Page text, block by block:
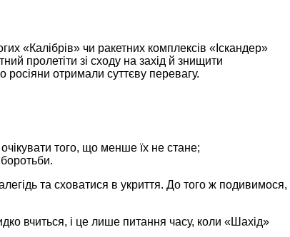
«Калібрів» чи ракетних комплексів «Іскандер»
пролетіти зі сходу на захід й знищити
росіяни отримали суттєву перевагу.
того, що менше їх не стане;
та сховатися в укриття. До того ж подивимося,
вчиться, і це лише питання часу, коли «Шахід»